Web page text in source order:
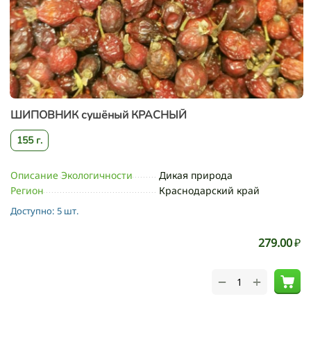
ШИПОВНИК сушёный КРАСНЫЙ
155 г.
Описание Экологичности
Дикая природа
Регион
Краснодарский край
Доступно: 5 шт.
279.00₽
+
−